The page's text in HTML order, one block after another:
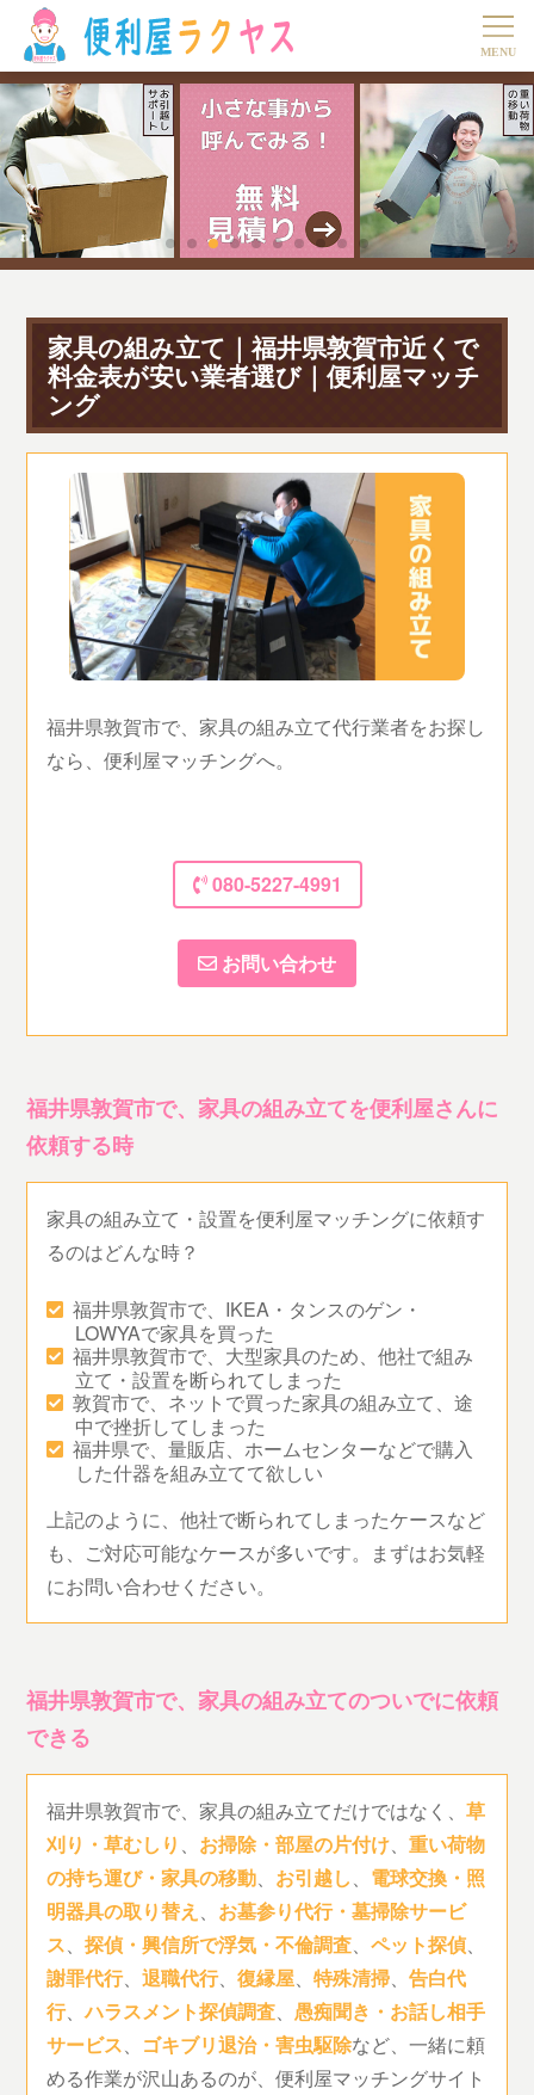
家具の組み立て｜福井県敦賀市近くで
料金表が安い業者選び｜便利屋マッチ
ング
福井県敦賀市で、家具の組み立て代行業者をお探し
なら、便利屋マッチングへ。
080-5227-4991
お問い合わせ
福井県敦賀市で、家具の組み立てを便利屋さんに
依頼する時
家具の組み立て・設置を便利屋マッチングに依頼す
るのはどんな時？
福井県敦賀市で、IKEA・タンスのゲン・
LOWYAで家具を買った
福井県敦賀市で、大型家具のため、他社で組み
立て・設置を断られてしまった
敦賀市で、ネットで買った家具の組み立て、途
中で挫折してしまった
福井県で、量販店、ホームセンターなどで購入
した什器を組み立てて欲しい
上記のように、他社で断られてしまったケースなど
も、ご対応可能なケースが多いです。まずはお気軽
にお問い合わせください。
福井県敦賀市で、家具の組み立てのついでに依頼
できる
福井県敦賀市で、家具の組み立てだけではなく、草
刈り・草むしり 、 お掃除・部屋の片付け、重い荷物
の持ち運び・家具の移動、 お引越し、 電球交換・照
明器具の取り替え 、 お墓参り代行・墓掃除サービ
ス、探偵・興信所で浮気・不倫調査、ペット探偵、
謝罪代行、退職代行、復縁屋、特殊清掃、告白代
行、ハラスメント探偵調査、愚痴聞き・お話し相手
サービス、 ゴキブリ退治・害虫駆除など、一緒に頼
める作業が沢山あるのが、便利屋マッチングサイト